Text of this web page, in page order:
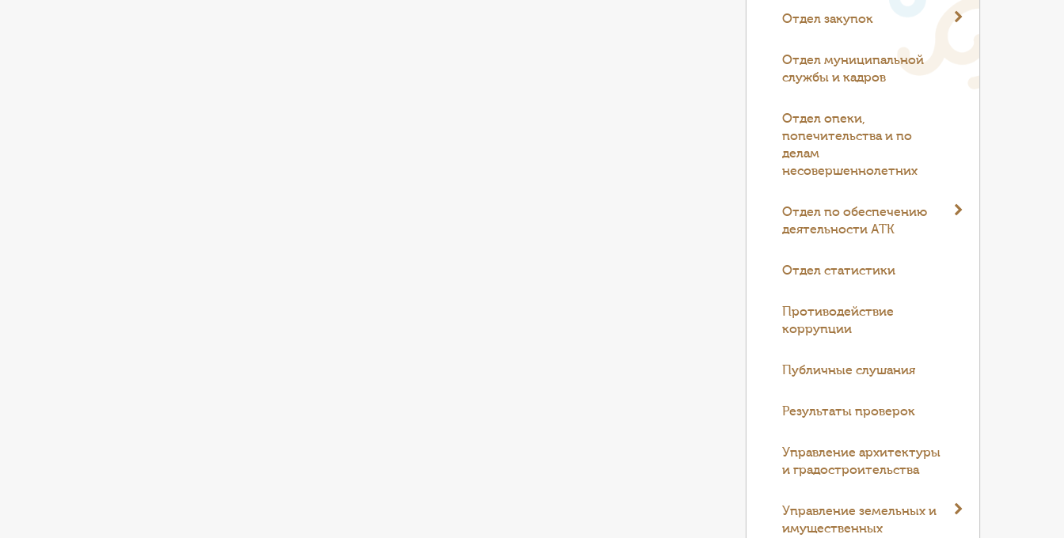
Отдел закупок
Отдел муниципальной
службы и кадров
Отдел опеки,
попечительства и по
делам
несовершеннолетних
Отдел по обеспечению
деятельности АТК
Отдел статистики
Противодействие
коррупции
Публичные слушания
Результаты проверок
Управление архитектуры
и градостроительства
Управление земельных и
имущественных